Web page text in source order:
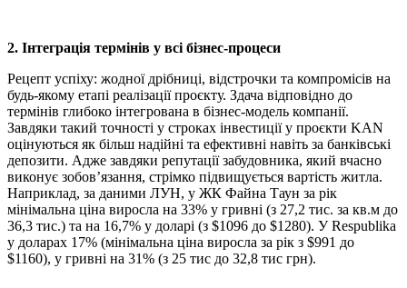
2. Інтеграція термінів у всі бізнес-процеси
Рецепт успіху: жодної дрібниці, відстрочки та компромісів на
будь-якому етапі реалізації проєкту. Здача відповідно до
термінів глибоко інтегрована в бізнес-модель компанії.
Завдяки такий точності у строках інвестиції у проєкти KAN
оцінуються як більш надійні та ефективні навіть за банківські
депозити. Адже завдяки репутації забудовника, який вчасно
виконує зобов’язання, стрімко підвищується вартість житла.
Наприклад, за даними ЛУН, у ЖК Файна Таун за рік
мінімальна ціна виросла на 33% у гривні (з 27,2 тис. за кв.м до
36,3 тис.) та на 16,7% у доларі (з $1096 до $1280). У Respublika
у доларах 17% (мінімальна ціна виросла за рік з $991 до
$1160), у гривні на 31% (з 25 тис до 32,8 тис грн).